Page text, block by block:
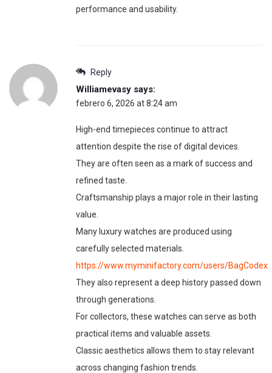
performance and usability.
Reply
Williamevasy says:
febrero 6, 2026 at 8:24 am
High-end timepieces continue to attract
attention despite the rise of digital devices.
They are often seen as a mark of success and
refined taste.
Craftsmanship plays a major role in their lasting
value.
Many luxury watches are produced using
carefully selected materials.
https://www.myminifactory.com/users/BagCodex
They also represent a deep history passed down
through generations.
For collectors, these watches can serve as both
practical items and valuable assets.
Classic aesthetics allows them to stay relevant
across changing fashion trends.